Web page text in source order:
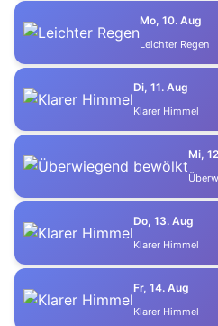
Mo, 10. Aug
Leichter Regen
Di, 11. Aug
Klarer Himmel
Mi,
Do, 13. Aug
Klarer Himmel
Fr, 14. Aug
Klarer Himmel